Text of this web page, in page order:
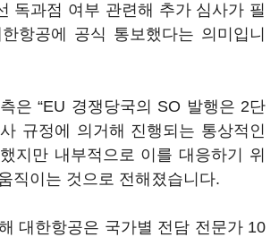
독과점 여부 관련해 추가 심사가 필
항공에 공식 통보했다는 의미입니
은 “EU 경쟁당국의 SO 발행은 2단
규정에 의거해 진행되는 통상적인
지만 내부적으로 이를 대응하기 위
직이는 것으로 전해졌습니다.
대한항공은 국가별 전담 전문가 10